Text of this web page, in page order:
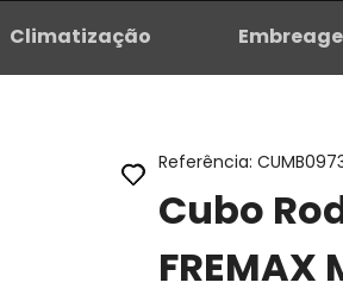
Climatização
Referência:
Cubo